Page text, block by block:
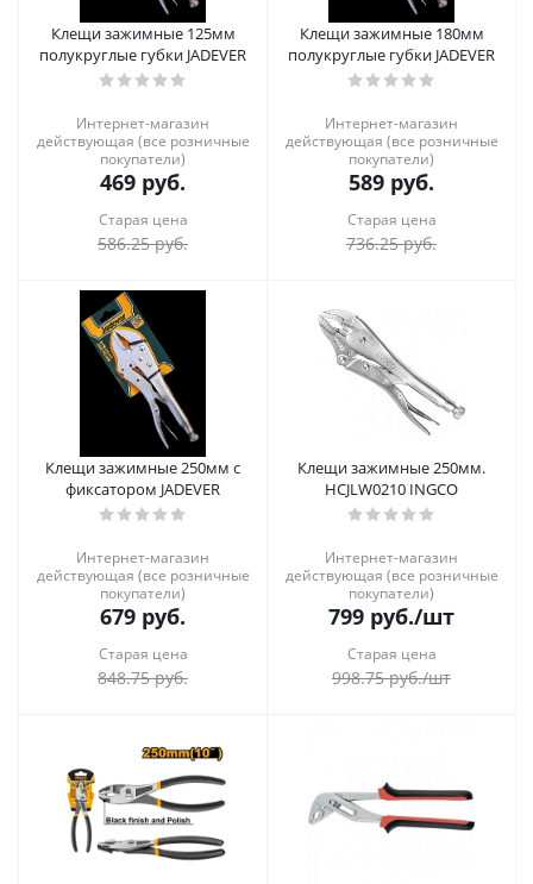
Клещи зажимные 125мм
полукруглые губки JADEVER
Интернет-магазин
действующая (все розничные
покупатели)
469 руб.
Старая цена
586.25руб.
Клещи зажимные 180мм
полукруглые губки JADEVER
Интернет-магазин
действующая (все розничные
покупатели)
589 руб.
Старая цена
736.25руб.
Клещи зажимные 250мм с
фиксатором JADEVER
Интернет-магазин
действующая (все розничные
покупатели)
679 руб.
Старая цена
848.75руб.
Клещи зажимные 250мм.
HCJLW0210 INGCO
Интернет-магазин
действующая (все розничные
покупатели)
799 руб./шт
Старая цена
998.75руб./шт